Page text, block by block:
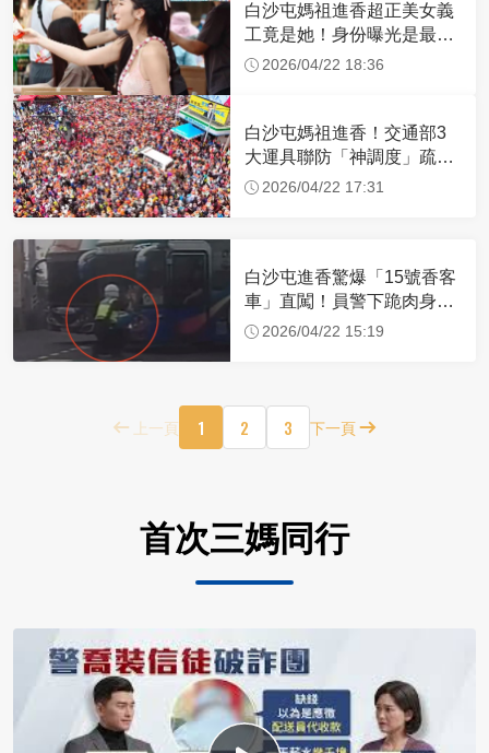
白沙屯媽祖進香超正美女義
工竟是她！身份曝光是最美
禮生 一輩子不結婚
2026/04/22 18:36
白沙屯媽祖進香！交通部3
大運具聯防「神調度」疏運
32.1萬創新高
2026/04/22 17:31
白沙屯進香驚爆「15號香客
車」直闖！員警下跪肉身擋
車：讓行人先過
2026/04/22 15:19
上一頁 1 2 3 下一頁
首次三媽同行